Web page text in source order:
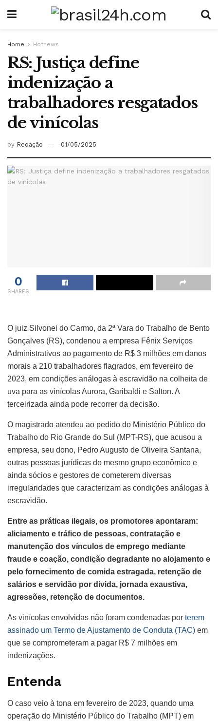
Home Hotnews
RS: Justiça define
indenização a
trabalhadores resgatados
de vinícolas
by Redação 01/05/2025
0
SHARES
O juiz Silvonei do Carmo, da 2ª Vara do Trabalho de Bento
Gonçalves (RS), condenou a empresa Fênix Serviços
Administrativos ao pagamento de R$ 3 milhões em danos
morais a 210 trabalhadores flagrados, em fevereiro de
2023, em condições análogas à escravidão na colheita de
uva para as vinícolas Aurora, Garibaldi e Salton. A
terceirizada ainda pode recorrer da decisão.
O magistrado atendeu ao pedido do Ministério Público do
Trabalho do Rio Grande do Sul (MPT-RS), que acusou a
empresa, seu dono, Pedro Augusto de Oliveira Santana,
outras pessoas jurídicas do mesmo grupo econômico e
ainda sócios e gestores de cometerem diversas
irregularidades que caracterizam as condições análogas à
escravidão.
Entre as práticas ilegais, os promotores apontaram:
aliciamento e tráfico de pessoas, contratação e
manutenção dos vínculos de emprego mediante
fraude e coação, condição degradante no alojamento e
pelo fornecimento de comida estragada, retenção de
salários e servidão por dívida, jornada exaustiva,
agressões, retenção de documentos.
As vinícolas envolvidas não foram condenadas por terem
assinado um Termo de Ajustamento de Conduta (TAC) em
que se comprometeram a pagar R$ 7 milhões em
indenizações.
Entenda
O caso veio à tona em fevereiro de 2023, quando uma
operação do Ministério Público do Trabalho (MPT) em